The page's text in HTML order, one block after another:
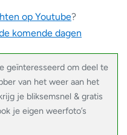
op Youtube?
komende dagen
geïnteresseerd om deel te
van het weer aan het
je bliksemsnel & gratis
je eigen weerfoto’s